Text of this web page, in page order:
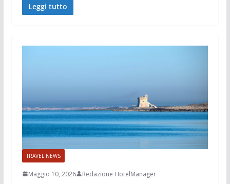
Leggi tutto
TRAVEL NEWS
Maggio 10, 2026 Redazione HotelManager